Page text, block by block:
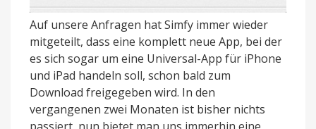
Auf unsere Anfragen hat Simfy immer wieder
mitgeteilt, dass eine komplett neue App, bei der
es sich sogar um eine Universal-App für iPhone
und iPad handeln soll, schon bald zum
Download freigegeben wird. In den
vergangenen zwei Monaten ist bisher nichts